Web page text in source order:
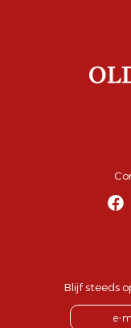
Blijf steeds